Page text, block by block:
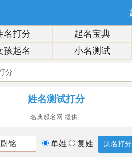
名打分 起名宝典
孩起名 小名测试
分
姓名测试打分
名典起名网 提供
单姓 复姓